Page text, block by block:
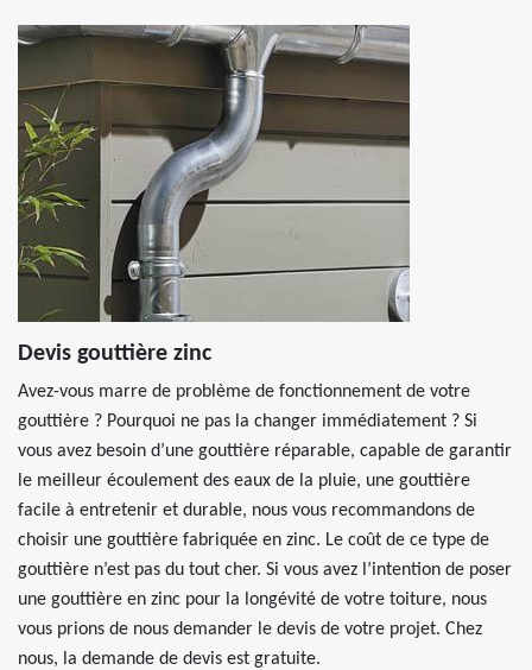
Devis gouttière zinc
Avez-vous marre de problème de fonctionnement de votre
gouttière ? Pourquoi ne pas la changer immédiatement ? Si
vous avez besoin d’une gouttière réparable, capable de garantir
le meilleur écoulement des eaux de la pluie, une gouttière
facile à entretenir et durable, nous vous recommandons de
choisir une gouttière fabriquée en zinc. Le coût de ce type de
gouttière n’est pas du tout cher. Si vous avez l’intention de poser
une gouttière en zinc pour la longévité de votre toiture, nous
vous prions de nous demander le devis de votre projet. Chez
nous, la demande de devis est gratuite.